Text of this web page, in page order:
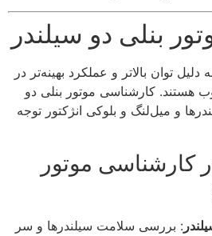
بنلی دو سیلندر
توان بالاتر و عملکرد بهینه‌تر در
هستند. کارشناسی موتور بنلی دو
و میل‌لنگ و بلوکی انژکتور توجه
کارشناسی موتور
: بررسی سلامت سیلندرها و سر